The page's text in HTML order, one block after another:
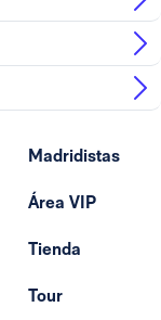
Madridistas
Área VIP
Tienda
Tour